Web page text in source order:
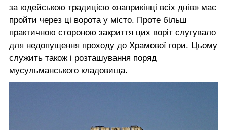
за юдейською традицією «наприкінці всіх днів» має
пройти через ці ворота у місто. Проте більш
практичною стороною закриття цих воріт слугувало
для недопущення проходу до Храмової гори. Цьому
служить також і розташування поряд
мусульманського кладовища.